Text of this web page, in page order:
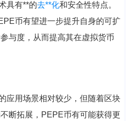
具有**的去**化和安全性特点。
币有望进一步提升自身的可扩
与度，从而提高其在虚拟货币
应用场景相对较少，但随着区块
断拓展，PEPE币有可能获得更